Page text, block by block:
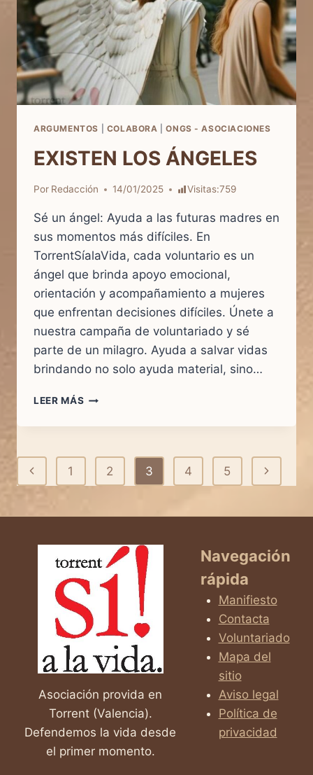
ARGUMENTOS COLABORA |ONGS - ASOCIACIONES
EXISTEN LOS ÁNGELES
Por Redacción 14/01/2025 Visitas:759
Sé un ángel: Ayuda a las futuras madres en
sus momentos más difíciles. En
TorrentSíalaVida, cada voluntario es un
ángel que brinda apoyo emocional,
orientación y acompañamiento a mujeres
que enfrentan decisiones difíciles. Únete a
nuestra campaña de voluntariado y sé
parte de un milagro. Ayuda a salvar vidas
brindando no solo ayuda material, sino…
LEER MÁS EXISTEN
ÁNGELES
Navegación
de
Página
anterior
1 2 3 4 5
Siguiente
Asociación provida en
Torrent (Valencia).
Defendemos la vida desde
el primer momento.
Navegación
rápida
Manifiesto
Contacta
Voluntariado
Mapa del
sitio
Aviso legal
Política de
privacidad